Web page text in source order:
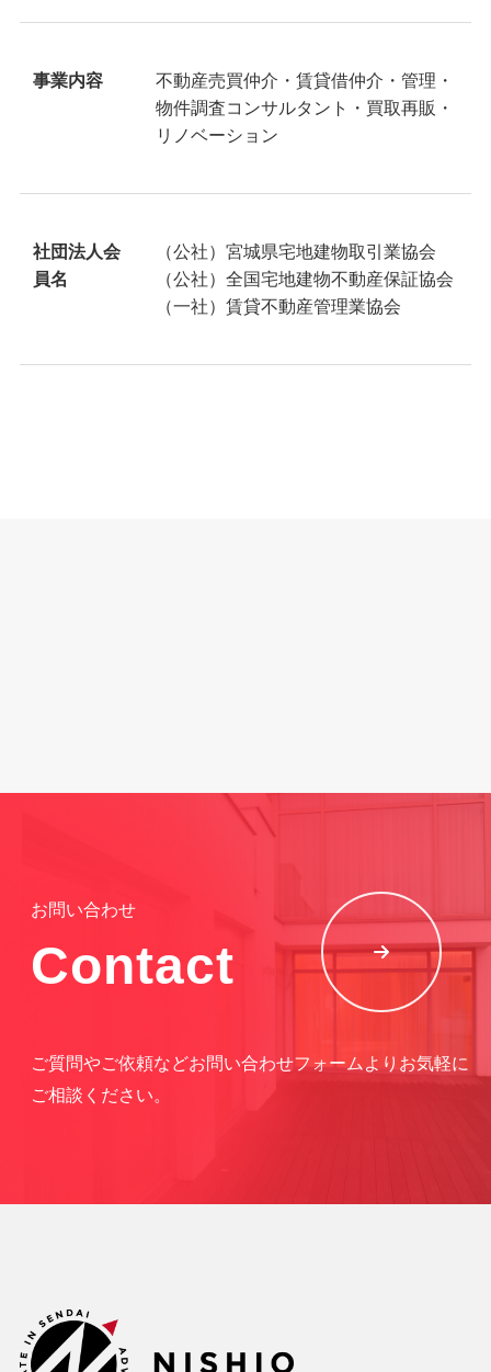
事業内容
不動産売買仲介・賃貸借仲介・管理・
物件調査コンサルタント・買取再販・
リノベーション
社団法人会
員名
（公社）宮城県宅地建物取引業協会
（公社）全国宅地建物不動産保証協会
（一社）賃貸不動産管理業協会
お問い合わせ
Contact
ご質問やご依頼などお問い合わせフォームよりお気軽に
ご相談ください。